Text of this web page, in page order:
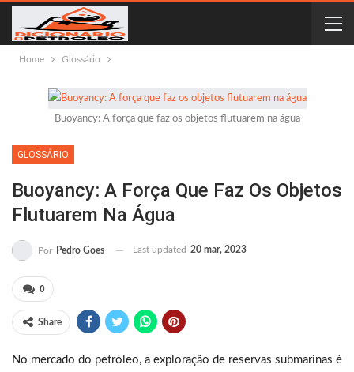
Home Glossário
Buoyancy: A força que faz os objetos flutuarem na água
GLOSSÁRIO
Buoyancy: A Força Que Faz Os Objetos
Flutuarem Na Água
Por Pedro Goes Last updated 20 mar, 2023
0
Share
No mercado do petróleo, a exploração de reservas submarinas é